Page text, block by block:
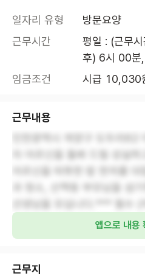
일자리 유형
방문요양
근무시간
평일 : (근무
후) 6시 00분
임금조건
시급 10,030
근무내용
앱으로 내용
근무지